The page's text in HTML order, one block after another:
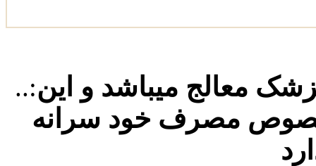
..:معالج میباشد و این
خصوص مصرف خود سرانه